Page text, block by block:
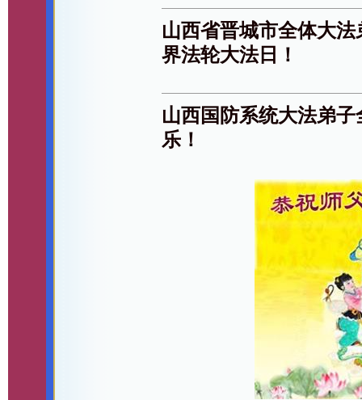
山西省晋城市全体大
界法轮大法日！
山西国防系统大法弟
乐！